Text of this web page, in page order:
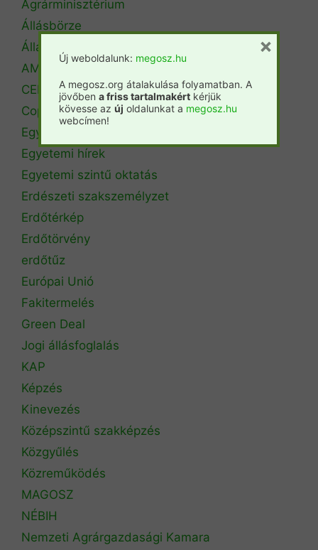
Agrárminisztérium
Állásbörze
Álláshirdetés
AM Erdőrendezési Főosztály
CEPF
Copa Cogeca
Egyéb
Egyetemi hírek
Egyetemi szintű oktatás
Erdészeti szakszemélyzet
Erdőtérkép
Erdőtörvény
erdőtűz
Európai Unió
Fakitermelés
Green Deal
Jogi állásfoglalás
KAP
Képzés
Kinevezés
Középszintű szakképzés
Közgyűlés
Közreműködés
MAGOSZ
NÉBIH
Nemzeti Agrárgazdasági Kamara
Új weboldalunk: megosz.hu
A megosz.org átalakulása folyamatban. A
jövőben a friss tartalmakért kérjük
kövesse az új oldalunkat a megosz.hu
webcímen!
×